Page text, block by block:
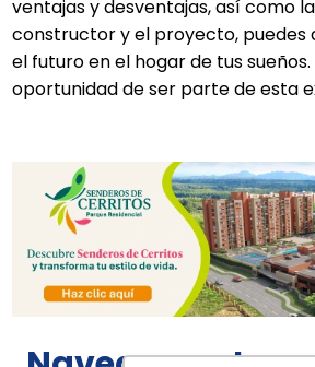
ventajas y desventajas, así como
constructor y el proyecto, puedes
el futuro en el hogar de tus sueños.
oportunidad de ser parte de esta